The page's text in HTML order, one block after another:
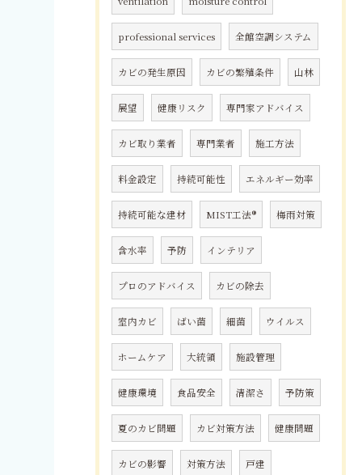
professional services 全館空調システム
カビの発生原因 カビの繁殖条件 山林
展望 健康リスク 専門家アドバイス
カビ取り業者 専門業者 施工方法
料金設定 持続可能性 エネルギー効率
持続可能な建材 MIST工法® 梅雨対策
含水率 予防 インテリア
プロのアドバイス カビの除去
室内カビ ばい菌 細菌 ウイルス
ホームケア 大統領 施設管理
健康環境 食品安全 清潔さ 予防策
夏のカビ問題 カビ対策方法 健康問題
カビの影響 対策方法 戸建